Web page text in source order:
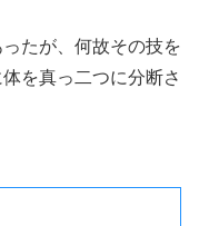
たが、何故その技を
を真っ二つに分断さ